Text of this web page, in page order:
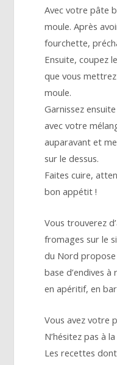
Avec votre pâte
moule. Après
fourchette,
Ensuite, coupez
que vous
moule.
Garnissez
avec votre
auparavant et
sur le dessus.
Faites cuire,
bon appétit !
Vous trouverez
fromages sur le
du Nord
base d’endives
en apéritif, en
Vous avez votre
N’hésitez pas à
Les recettes